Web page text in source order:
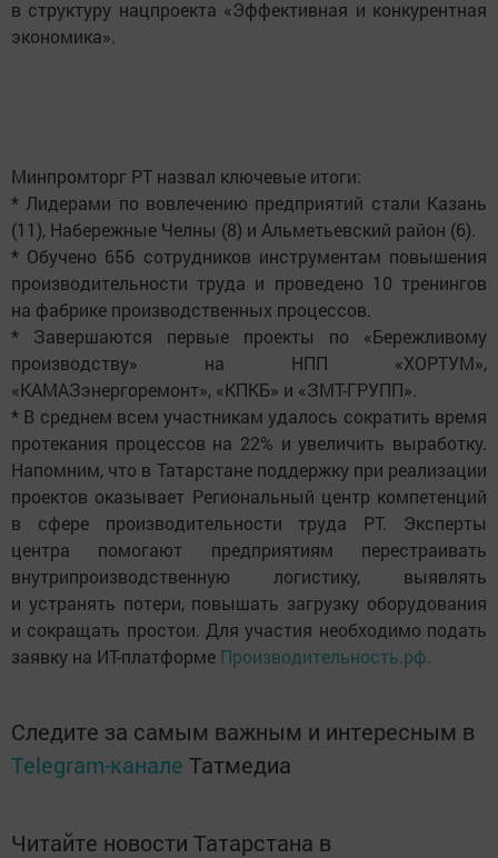
в структуру нацпроекта «Эффективная и конкурентная
экономика».
Минпромторг РТ назвал ключевые итоги:
* Лидерами по вовлечению предприятий стали Казань
(11), Набережные Челны (8) и Альметьевский район (6).
* Обучено 656 сотрудников инструментам повышения
производительности труда и проведено 10 тренингов
на фабрике производственных процессов.
* Завершаются первые проекты по «Бережливому
производству» на НПП «ХОРТУМ»,
«КАМАЗэнергоремонт», «КПКБ» и «ЗМТ-ГРУПП».
* В среднем всем участникам удалось сократить время
протекания процессов на 22% и увеличить выработку.
Напомним, что в Татарстане поддержку при реализации
проектов оказывает Региональный центр компетенций
в сфере производительности труда РТ. Эксперты
центра помогают предприятиям перестраивать
внутрипроизводственную логистику, выявлять
и устранять потери, повышать загрузку оборудования
и сокращать простои. Для участия необходимо подать
заявку на ИТ-платформе Производительность.рф.
Следите за самым важным и интересным в
Telegram-канале Татмедиа
Читайте новости Татарстана в